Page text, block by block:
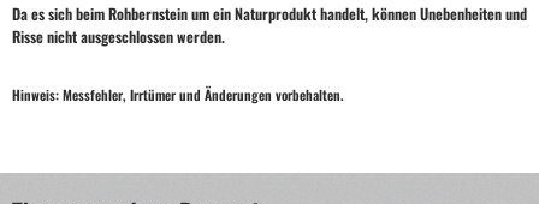
Da es sich beim Rohbernstein um ein Naturprodukt handelt, können Unebenheiten und
Risse nicht ausgeschlossen werden.
Hinweis: Messfehler, Irrtümer und Änderungen vorbehalten.